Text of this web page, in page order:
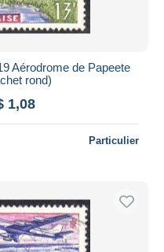
Aérodrome de Papeete
rond)
1,08
Particulier